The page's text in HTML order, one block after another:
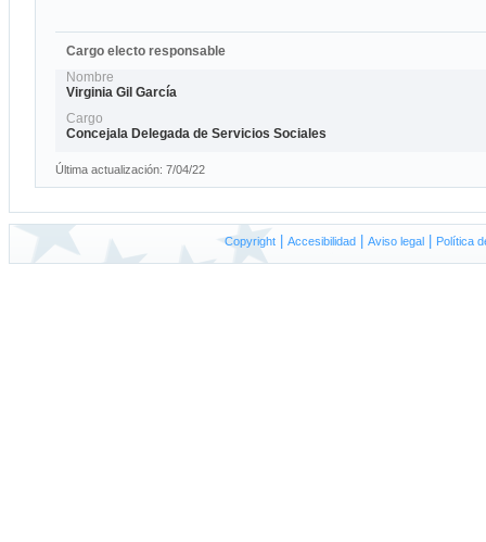
Cargo electo responsable
Nombre
Virginia Gil García
Cargo
Concejala Delegada de Servicios Sociales
Última actualización: 7/04/22
Copyright| Accesibilidad| Aviso legal| Política